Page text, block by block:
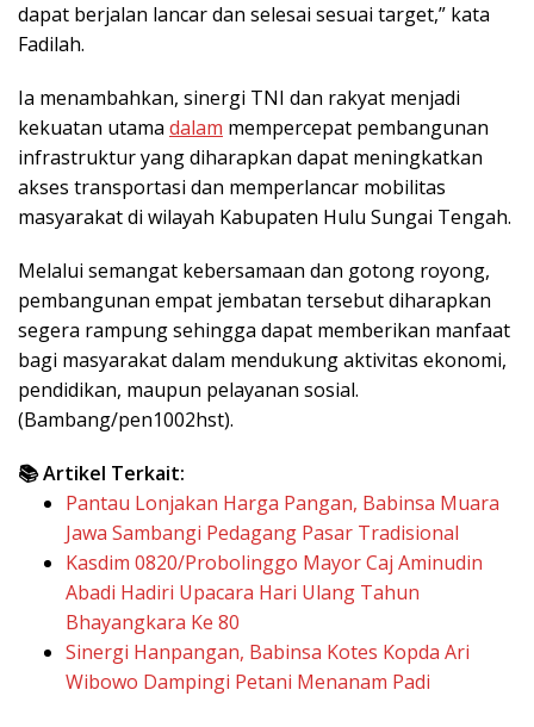
dapat berjalan lancar dan selesai sesuai target,” kata
Fadilah.
Ia menambahkan, sinergi TNI dan rakyat menjadi
kekuatan utama dalam mempercepat pembangunan
infrastruktur yang diharapkan dapat meningkatkan
akses transportasi dan memperlancar mobilitas
masyarakat di wilayah Kabupaten Hulu Sungai Tengah.
Melalui semangat kebersamaan dan gotong royong,
pembangunan empat jembatan tersebut diharapkan
segera rampung sehingga dapat memberikan manfaat
bagi masyarakat dalam mendukung aktivitas ekonomi,
pendidikan, maupun pelayanan sosial.
(Bambang/pen1002hst).
📚 Artikel Terkait:
Pantau Lonjakan Harga Pangan, Babinsa Muara
Jawa Sambangi Pedagang Pasar Tradisional
Kasdim 0820/Probolinggo Mayor Caj Aminudin
Abadi Hadiri Upacara Hari Ulang Tahun
Bhayangkara Ke 80
Sinergi Hanpangan, Babinsa Kotes Kopda Ari
Wibowo Dampingi Petani Menanam Padi